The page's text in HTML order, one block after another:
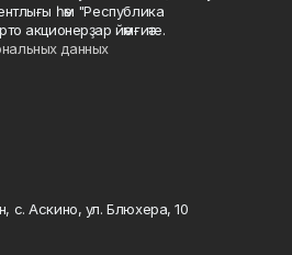
һәм "Республика
акционерҙар йәмғиәте.
данных
с. Аскино, ул. Блюхера, 10